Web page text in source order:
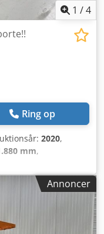
1 /4
Ring op
2020,
mm,
duplex, Fabrikant +
ID: 25110.8747
højde: 1560 mm
Platformhøjde:
Ul Hsfx Ag Toha
Annoncer